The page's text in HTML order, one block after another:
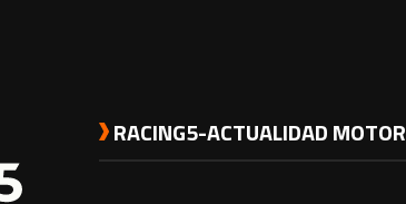
RACING5-ACTUALIDAD MOTOR